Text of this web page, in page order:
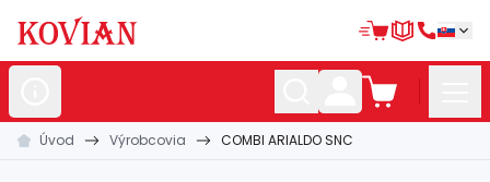
Nerezovépolotovary
Úvod Výrobcovia COMBI ARIALDO SNC